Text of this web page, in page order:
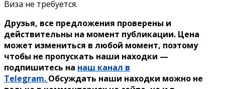
Виза не требуется.
Друзья, все предложения проверены и
действительны на момент публикации. Цена
может измениться в любой момент, поэтому
чтобы не пропускать наши находки —
подпишитесь на наш канал в
Telegram. Обсуждать наши находки можно не